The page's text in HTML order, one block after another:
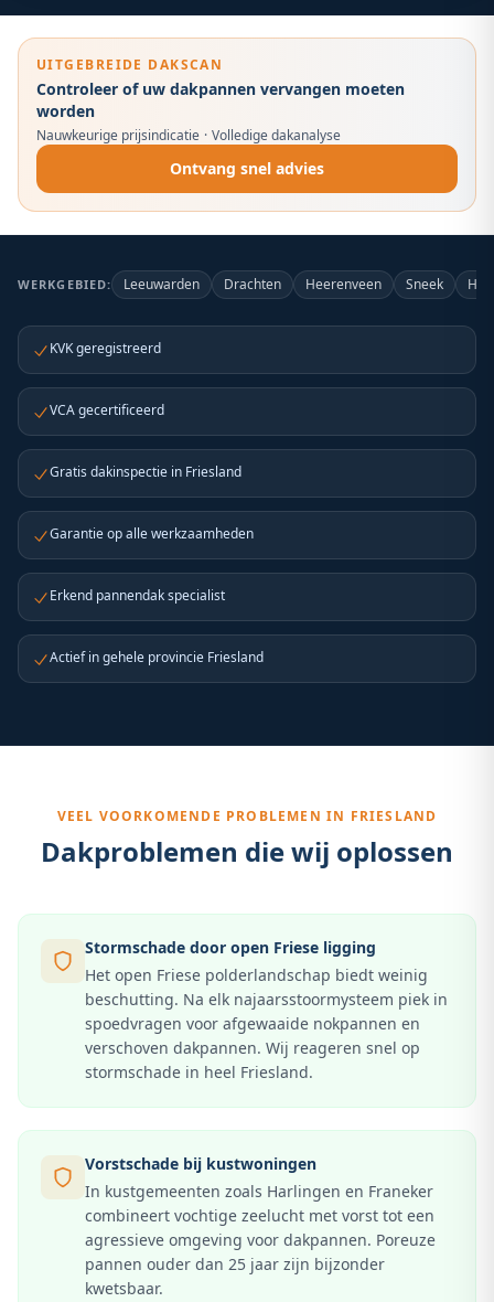
UITGEBREIDE DAKSCAN
Controleer of uw dakpannen vervangen moeten
worden
Nauwkeurige prijsindicatie · Volledige dakanalyse
Ontvang snel advies
WERKGEBIED: Leeuwarden Drachten Heerenveen Sneek
KVK geregistreerd
VCA gecertificeerd
Gratis dakinspectie in Friesland
Garantie op alle werkzaamheden
Erkend pannendak specialist
Actief in gehele provincie Friesland
VEEL VOORKOMENDE PROBLEMEN IN FRIESLAND
Dakproblemen die wij oplossen
Stormschade door open Friese ligging
Het open Friese polderlandschap biedt weinig
beschutting. Na elk najaarsstoormysteem piek in
spoedvragen voor afgewaaide nokpannen en
verschoven dakpannen. Wij reageren snel op
stormschade in heel Friesland.
Vorstschade bij kustwoningen
In kustgemeenten zoals Harlingen en Franeker
combineert vochtige zeelucht met vorst tot een
agressieve omgeving voor dakpannen. Poreuze
pannen ouder dan 25 jaar zijn bijzonder
kwetsbaar.